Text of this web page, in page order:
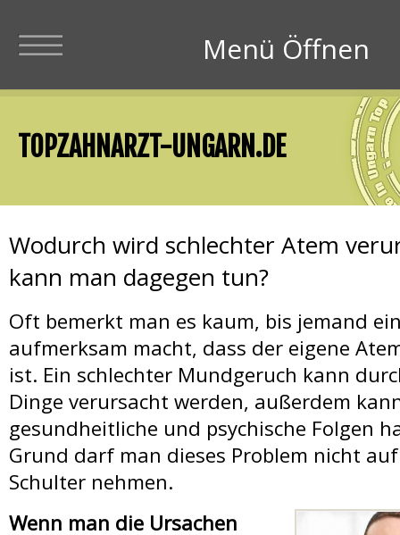
Menü Schliesen
Zahnärzte in
Zahnärzte Preise
Zahnimplantate +
Zahnersätze +
Menü Öffnen
TOPZAHNARZT-UNGARN.DE
Wodurch wird schlechter Atem
kann man dagegen tun?
Oft bemerkt man es kaum, bis jemand
aufmerksam macht, dass der eigene
ist. Ein schlechter Mundgeruch kann
Dinge verursacht werden, außerdem
gesundheitliche und psychische Folgen
Grund darf man dieses Problem nicht
Schulter nehmen.
Wenn man die Ursachen